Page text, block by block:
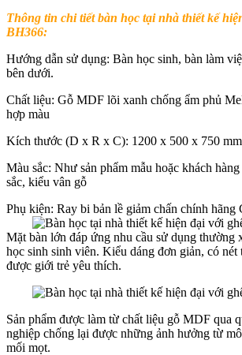
Thông tin chi tiết bàn học tại nhà thiết kế
BH366:
Hướng dẫn sử dụng: Bàn học sinh, bàn làm
bên dưới.
Chất liệu: Gỗ MDF lõi xanh chống ẩm phủ
hợp màu
Kích thước (D x R x C): 1200 x 500 x 750 mm
Màu sắc: Như sản phẩm mẫu hoặc khách
sắc, kiểu vân gỗ
Phụ kiện: Ray bi bản lề giảm chấn chính hãng
Mặt bàn lớn đáp ứng nhu cầu sử dụng thường
học sinh sinh viên. Kiểu dáng đơn giản, có nét
được giới trẻ yêu thích.
Sản phẩm được làm từ chất liệu gỗ MDF qua
nghiệp chống lại được những ảnh hưởng từ
mối mọt.